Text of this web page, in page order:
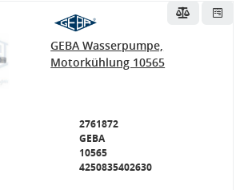
GEBA Wasserpumpe,
Motorkühlung 10565
2761872
GEBA
10565
4250835402630